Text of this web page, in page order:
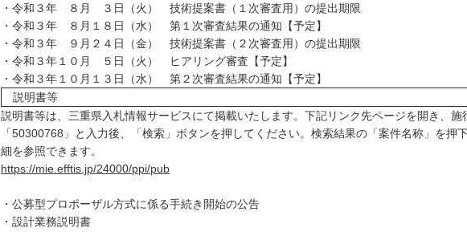
・令和３年 ８月 ３日（火） 技術提案書（１次審査用）の提出期限
・令和３年 ８月１８日（水） 第１次審査結果の通知【予定】
・令和３年 ９月２４日（金） 技術提案書（２次審査用）の提出期限
・令和３年１０月 ５日（火） ヒアリング審査【予定】
・令和３年１０月１３日（水） 第２次審査結果の通知【予定】
説明書等
説明書等は、三重県入札情報サービスにて掲載いたします。下記リンク先ページを開き、施
「50300768」と入力後、「検索」ボタンを押してください。検索結果の 「案件名称」を押
細を参照できます。
https://mie.efftis.jp/24000/ppi/pub
・公募型プロポーザル方式に係る手続き開始の公告
・設計業務説明書